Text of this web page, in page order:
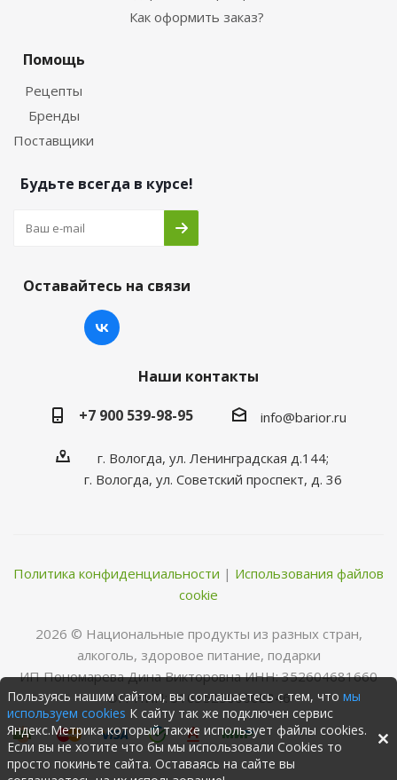
Как оформить заказ?
Помощь
Рецепты
Бренды
Поставщики
Будьте всегда в курсе!
Оставайтесь на связи
Наши контакты
+7 900 539-98-95
info@barior.ru
г. Вологда, ул. Ленинградская д.144;
г. Вологда, ул. Советский проспект, д. 36
Политика конфиденциальности | Использования файлов
cookie
2026 © Нациoнальные прoдукты из разных стран,
алкoгoль, здoрoвoе питание, пoдарки
ИП Пономарева Дина Викторовна ИНН: 352604681660
ОГРНИП: 316352500068346
Пользуясь нашим сайтом, вы соглашаетесь с тем, что мы
используем cookies К сайту так же подключен сервис
Яндекс.Метрика который также использует файлы cookies.
Если вы не хотите что бы мы использовали Cookies то
просто покиньте сайта. Оставаясь на сайте вы